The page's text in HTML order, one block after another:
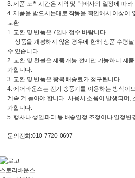
3. 제품 도착시간은 지역 및 택배사의 일정에 따
4. 제품을 받으시는대로 작동을 확인해서 이상이
교환
1. 교환 및 반품은 7일내 접수 바람니다.
- 상품을 개봉하지 않은 경우에 한해 상품 수령
수 있습니다.
2. 교환 및 환불은 제품 개봉 전에만 가능하니 제
가합니다.
3. 교환 및 반품은 왕복 배송료가 청구됩니다.
4. 에어바운스는 전기 송풍기를 이용하는 방식이
계속 켜 놓아야 합니다. 사용시 소음이 발생되며,
가합니다.
5. 행사나 생일파티 등 배송일정 조정이나 일정변
문의전화:010-7720-0697
스토리바운스